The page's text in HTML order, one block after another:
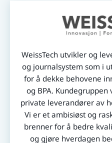
WeissTech utvikler og
og journalsystem som i
for å dekke behovene
og BPA.
private leverandører av
Vi er et ambisiøst og
brenner for å bedre
og gjøre hverdagen